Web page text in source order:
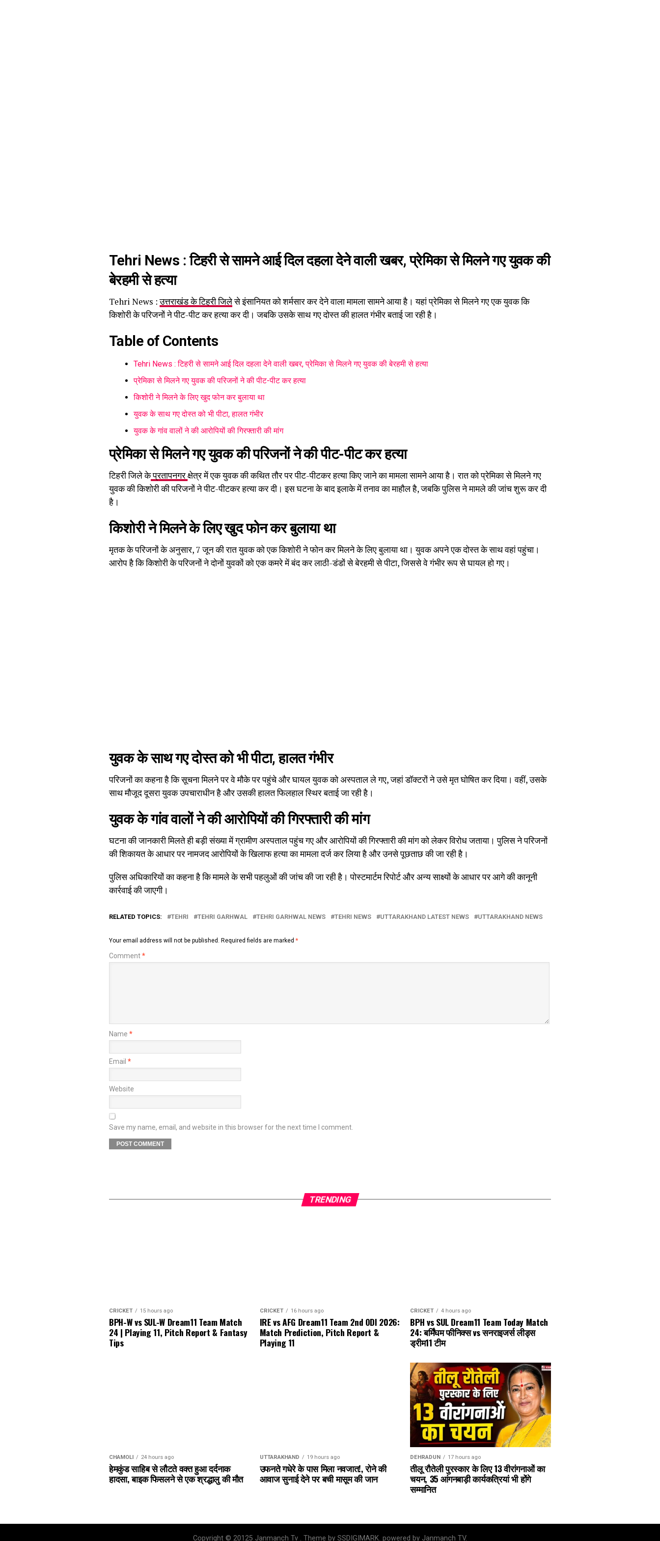
Tehri News : टिहरी से सामने आई दिल दहला देने वाली खबर, प्रेमिका से मिलने गए युवक की
बेरहमी से हत्या
Tehri News :उत्तराखंड के टिहरी जिलेसे इंसानियत को शर्मसार कर देने वाला मामला सामने आया है। यहां प्रेमिका से मिलने गए एक युवक कि
किशोरी के परिजनों ने पीट-पीट कर हत्या कर दी। जबकि उसके साथ गए दोस्त की हालत गंभीर बताई जा रही है।
Table of Contents
Tehri News : टिहरी से सामने आई दिल दहला देने वाली खबर, प्रेमिका से मिलने गए युवक की बेरहमी से हत्या
प्रेमिका से मिलने गए युवक की परिजनों ने की पीट-पीट कर हत्या
किशोरी ने मिलने के लिए खुद फोन कर बुलाया था
युवक के साथ गए दोस्त को भी पीटा, हालत गंभीर
युवक के गांव वालों ने की आरोपियों की गिरफ्तारी की मांग
प्रेमिका से मिलने गए युवक की परिजनों ने की पीट-पीट कर हत्या
टिहरी जिले केप्रतापनगरक्षेत्र में एक युवक की कथित तौर पर पीट-पीटकर हत्या किए जाने का मामला सामने आया है। रात को प्रेमिका से मिलने गए
युवक की किशोरी की परिजनों ने पीट-पीटकर हत्या कर दी। इस घटना के बाद इलाके में तनाव का माहौल है, जबकि पुलिस ने मामले की जांच शुरू कर दी
है।
किशोरी ने मिलने के लिए खुद फोन कर बुलाया था
मृतक के परिजनों के अनुसार, 7 जून की रात युवक को एक किशोरी ने फोन कर मिलने के लिए बुलाया था। युवक अपने एक दोस्त के साथ वहां पहुंचा।
आरोप है कि किशोरी के परिजनों ने दोनों युवकों को एक कमरे में बंद कर लाठी-डंडों से बेरहमी से पीटा, जिससे वे गंभीर रूप से घायल हो गए।
युवक के साथ गए दोस्त को भी पीटा, हालत गंभीर
परिजनों का कहना है कि सूचना मिलने पर वे मौके पर पहुंचे और घायल युवक को अस्पताल ले गए, जहां डॉक्टरों ने उसे मृत घोषित कर दिया। वहीं, उसके
साथ मौजूद दूसरा युवक उपचाराधीन है और उसकी हालत फिलहाल स्थिर बताई जा रही है।
युवक के गांव वालों ने की आरोपियों की गिरफ्तारी की मांग
घटना की जानकारी मिलते ही बड़ी संख्या में ग्रामीण अस्पताल पहुंच गए और आरोपियों की गिरफ्तारी की मांग को लेकर विरोध जताया। पुलिस ने परिजनों
की शिकायत के आधार पर नामजद आरोपियों के खिलाफ हत्या का मामला दर्ज कर लिया है और उनसे पूछताछ की जा रही है।
पुलिस अधिकारियों का कहना है कि मामले के सभी पहलुओं की जांच की जा रही है। पोस्टमार्टम रिपोर्ट और अन्य साक्ष्यों के आधार पर आगे की कानूनी
कार्रवाई की जाएगी।
RELATED TOPICS: TEHRI TEHRI GARHWAL TEHRI GARHWAL NEWS TEHRI NEWS UTTARAKHAND LATEST NEWS UTTARAKHAND NEWS
Your email address will not be published. Required fields are marked *
Comment*
Name *
Email *
Website
Save my name, email, and website in this browser for the next time I comment.
TRENDING
CRICKET 15 hours ago
BPH-W vs SUL-W Dream11 Team Match
24 | Playing 11, Pitch Report & Fantasy
Tips
CRICKET 16 hours ago
IRE vs AFG Dream11 Team 2nd ODI 2026:
Match Prediction, Pitch Report &
Playing 11
CRICKET 4 hours ago
BPH vs SUL Dream11 Team Today Match
24: बर्मिंघम फीनिक्स vs सनराइजर्स लीड्स
ड्रीम11 टीम
CHAMOLI 24 hours ago
हेमकुंड साहिब से लौटते वक्त हुआ दर्दनाक
हादसा, बाइक फिसलने से एक श्रद्धालु की मौत
UTTARAKHAND 19 hours ago
उफनते गधेरे के पास मिला नवजात!, रोने की
आवाज सुनाई देने पर बची मासूम की जान
DEHRADUN 17 hours ago
तीलू रौतेली पुरस्कार के लिए 13 वीरांगनाओं का
चयन, 35 आंगनबाड़ी कार्यकत्रियां भी होंगे
सम्मानित
Copyright © 20125 Janmanch Tv . Theme by SSDIGIMARK. powered by Janmanch TV.